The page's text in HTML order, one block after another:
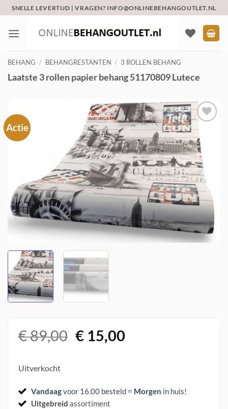
naar
inhoud
SNELLE LEVERTIJD | VRAGEN? INFO@ONLINEBEHANGOUTLET.NL
BEHANG / BEHANGRESTANTEN / 3 ROLLEN BEHANG
Laatste 3 rollen papier behang 51170809 Lutece
Actie
Toevoegen
aan
verlanglijst
€89,00 Oorspronkelijke
€15,00Huidige
Uitverkocht
Vandaagvoor 16.00 besteld = Morgen in huis!
Uitgebreid assortiment